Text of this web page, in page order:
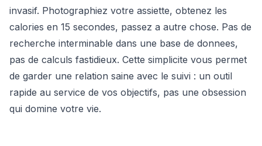
invasif. Photographiez votre assiette, obtenez les
calories en 15 secondes, passez a autre chose. Pas de
recherche interminable dans une base de donnees,
pas de calculs fastidieux. Cette simplicite vous permet
de garder une relation saine avec le suivi : un outil
rapide au service de vos objectifs, pas une obsession
qui domine votre vie.